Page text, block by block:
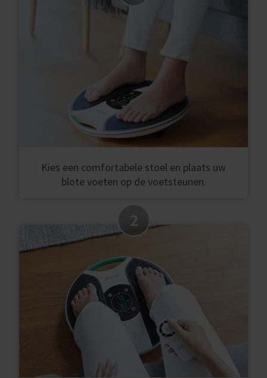
Kies een comfortabele stoel en plaats uw
blote voeten op de voetsteunen.
2